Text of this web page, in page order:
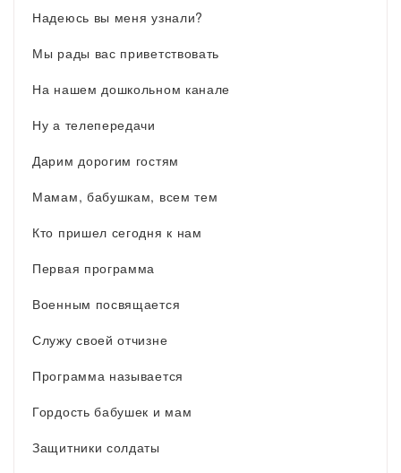
Надеюсь вы меня узнали?
Мы рады вас приветствовать
На нашем дошкольном канале
Ну а телепередачи
Дарим дорогим гостям
Мамам, бабушкам, всем тем
Кто пришел сегодня к нам
Первая программа
Военным посвящается
Служу своей отчизне
Программа называется
Гордость бабушек и мам
Защитники солдаты